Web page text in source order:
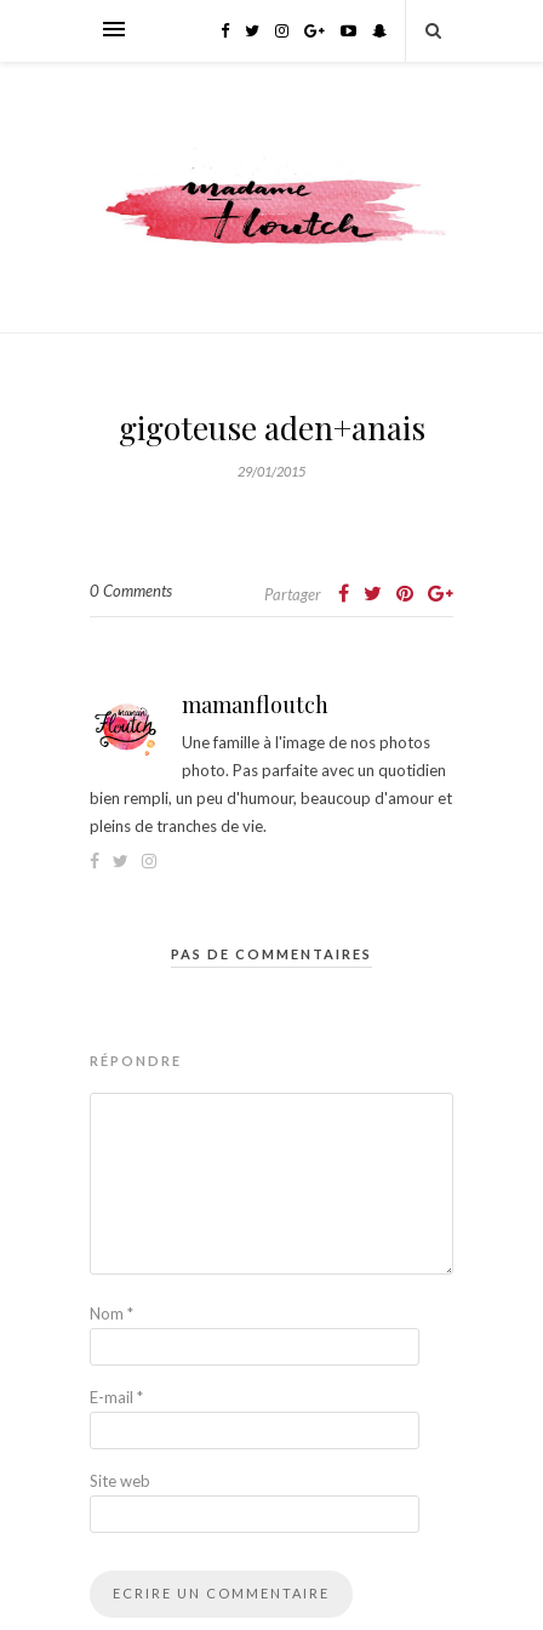
gigoteuse aden+anais
29/01/2015
0 Comments Partager
mamanfloutch
Une famille à l'image de nos photos
photo. Pas parfaite avec un quotidien
bien rempli, un peu d'humour, beaucoup d'amour et
pleins de tranches de vie.
PAS DE COMMENTAIRES
RÉPONDRE
Nom *
E-mail *
Site web